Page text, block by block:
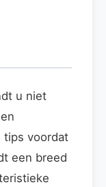
u niet
tips voordat
een breed